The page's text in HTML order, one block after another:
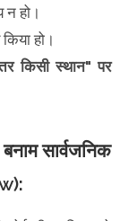
न हो।
हो।
किसी स्थान" पर
सार्वजनिक